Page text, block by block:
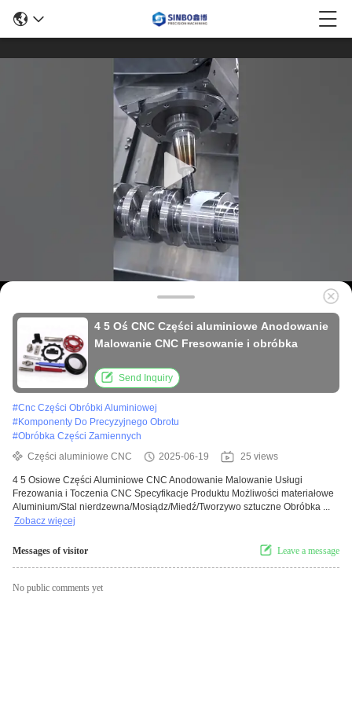
4 5 Oś CNC Części aluminiowe Anodowanie
Malowanie CNC Fresowanie i obróbka
Send Inquiry
#Cnc Części Obróbki Aluminiowej
#Komponenty Do Precyzyjnego Obrotu
#Obróbka Części Zamiennych
Części aluminiowe CNC
2025-06-19 25 views
4 5 Osiowe Części Aluminiowe CNC Anodowanie Malowanie Usługi
Frezowania i Toczenia CNC Specyfikacje Produktu Możliwości materiałowe
Aluminium/Stal nierdzewna/Mosiądz/Miedź/Tworzywo sztuczne Obróbka ...
Zobacz więcej
Messages of visitor Leave a message
No public comments yet